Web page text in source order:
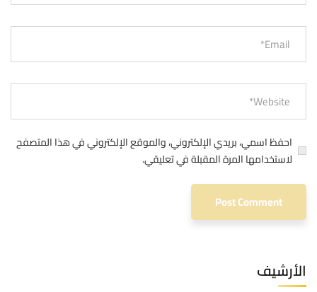
احفظ اسمي، بريدي الإلكتروني، والموقع الإلكتروني في هذا المتصفح
لاستخدامها المرة المقبلة في تعليقي.
الأرشيف